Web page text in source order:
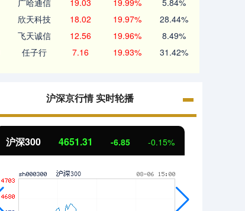
广哈通信 19.03 19.99% 5.84%
欣天科技 18.02 19.97% 28.44%
飞天诚信 12.56 19.96% 8.49%
任子行 7.16 19.93% 31.42%
沪深京行情 实时轮播
北证50 1122.88 3.42 0.30%